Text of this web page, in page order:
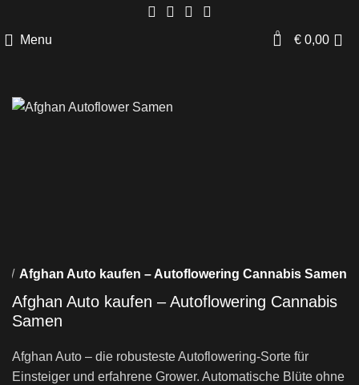
Menu 0 € 0,00
Afghan Auto kaufen – Autoflowering Cannabis Samen
Afghan Auto kaufen – Autoflowering Cannabis
Samen
Afghan Auto – die robusteste Autoflowering-Sorte für
Einsteiger und erfahrene Grower. Automatische Blüte ohne